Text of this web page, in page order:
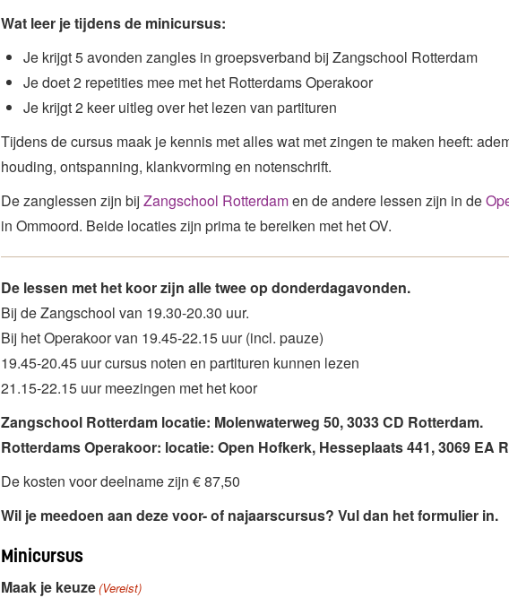
Wat leer je tijdens de minicursus:
Je krijgt 5 avonden zangles in groepsverband bij Zangschool Rotterdam
Je doet 2 repetities mee met het Rotterdams Operakoor
Je krijgt 2 keer uitleg over het lezen van partituren
Tijdens de cursus maak je kennis met alles wat met zingen te maken heeft:
houding, ontspanning, klankvorming en notenschrift.
De zanglessen zijn bijZangschool Rotterdamen de andere lessen zijn in de
in Ommoord. Beide locaties zijn prima te bereiken met het OV.
De lessen met het koor zijn alle twee op donderdagavonden.
Bij de Zangschool van 19.30-20.30 uur.
Bij het Operakoor van 19.45-22.15 uur (incl. pauze)
19.45-20.45 uur cursus noten en partituren kunnen lezen
21.15-22.15 uur meezingen met het koor
Zangschool Rotterdam locatie: Molenwaterweg 50, 3033 CD Rotterdam.
Rotterdams Operakoor: locatie: Open Hofkerk, Hesseplaats 441, 3069 EA
De kosten voor deelname zijn € 87,50
Wil je meedoen aan deze voor- of najaarscursus? Vul dan het formulier in.
Minicursus
Maak je keuze(Vereist)